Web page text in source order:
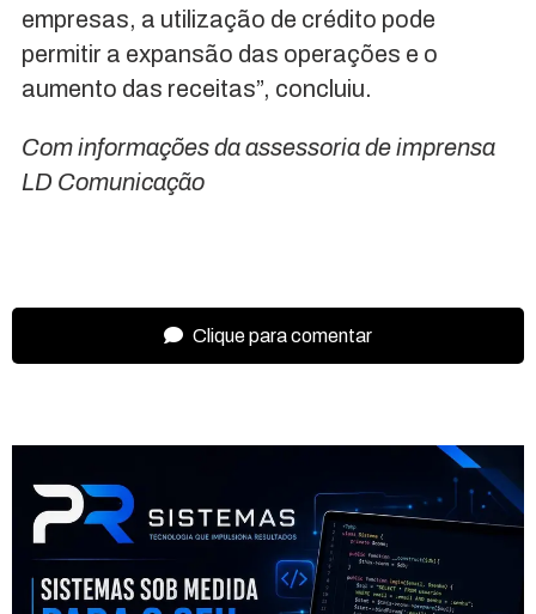
empresas, a utilização de crédito pode
permitir a expansão das operações e o
aumento das receitas”, concluiu.
Com informações da assessoria de imprensa
LD Comunicação
Clique para comentar